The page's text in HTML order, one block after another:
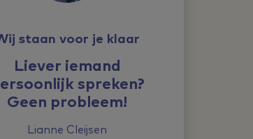
staan voor je klaar
Liever iemand
spreken?
Geen probleem!
Lianne Cleijsen